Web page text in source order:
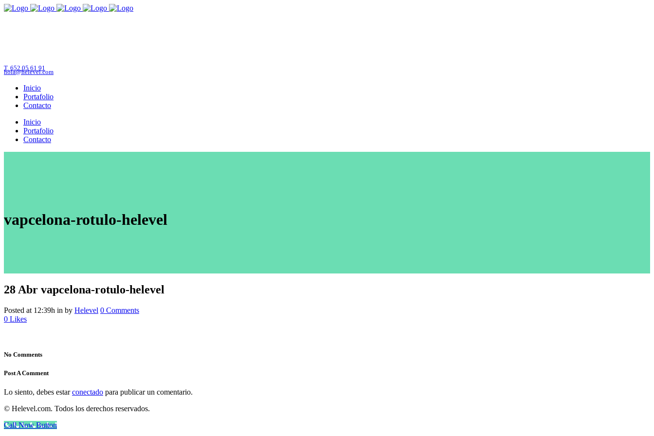
T. 652 05 61 91
hola@helevel.com
Inicio
Portafolio
Contacto
Inicio
Portafolio
Contacto
vapcelona-rotulo-helevel
28 Abr vapcelona-rotulo-helevel
Posted at 12:39h in by Helevel 0 Comments
0 Likes
No Comments
Post A Comment
Lo siento, debes estarconectado para publicar un comentario.
© Helevel.com. Todos los derechos reservados.
Call Now Button